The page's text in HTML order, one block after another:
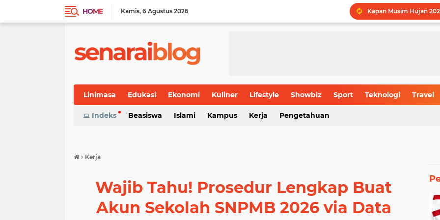
HOME Kamis 6 Agustus 2026
Kapan Musim Hujan
LPDP STEM Industri
Batas Usia Maksimal
Linimasa Edukasi Ekonomi Kuliner Lifestyle Showbiz Sport Teknologi Travel
Indeks Beasiswa Islami Kampus Kerja Pengetahuan
› Kerja
Wajib Tahu! Prosedur Lengkap Buat
Akun Sekolah SNPMB 2026 via Data